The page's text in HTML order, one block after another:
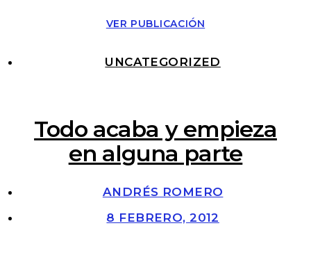
VER PUBLICACIÓN
UNCATEGORIZED
Todo acaba y empieza
en alguna parte
ANDRÉS ROMERO
8 FEBRERO, 2012